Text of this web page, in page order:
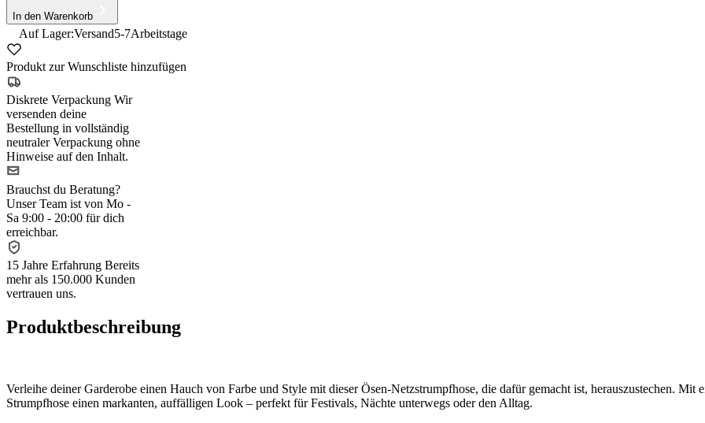
In den Warenkorb
Auf Lager:Versand5-7Arbeitstage
Produkt zur Wunschliste hinzufügen
Diskrete Verpackung Wir
versenden deine
Bestellung in vollständig
neutraler Verpackung ohne
Hinweise auf den Inhalt.
Brauchst du Beratung?
Unser Team ist von Mo -
Sa 9:00 - 20:00 für dich
erreichbar.
15 Jahre Erfahrung Bereits
mehr als 150.000 Kunden
vertrauen uns.
Produktbeschreibung
Verleihe deiner Garderobe einen Hauch von Farbe und Style mit dieser Ösen-Netzstrumpfhose, die dafür gemacht ist, herauszustechen. Mit
Strumpfhose einen markanten, auffälligen Look – perfekt für Festivals, Nächte unterwegs oder den Alltag.